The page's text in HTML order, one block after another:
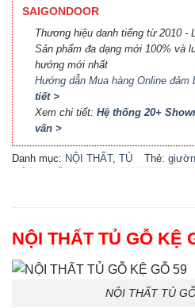
SAIGONDOOR
Thương hiệu danh tiếng từ 2010 -
Sản phẩm đa dạng mới 100% và
hướng mới nhất
Hướng dẫn Mua hàng Online
tiết >
Xem chi tiết: Hệ thống 20+
vấn >
Danh mục: NỘI THẤT, TỦ
Thẻ:
bếp,tủ
tivi
NỘI THẤT TỦ GỖ KỆ
NỘI THẤT TỦ